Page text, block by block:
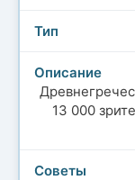
13 000